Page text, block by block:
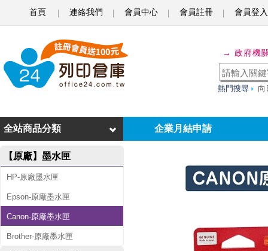
首頁 連絡我們 會員中心 會員註冊 會員登入
N
N
C
-
7
4
1
→ 政府機
熱門搜尋 向
企業月結申請
全站商品分類
【原廠】墨水匣
HP-原廠墨水匣
Epson-原廠墨水匣
Canon-原廠墨水匣
Brother-原廠墨水匣